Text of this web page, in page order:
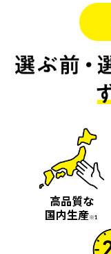
高品質な
国内生産※1